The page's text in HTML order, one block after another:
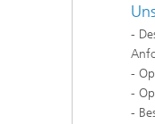
-
-
-
-